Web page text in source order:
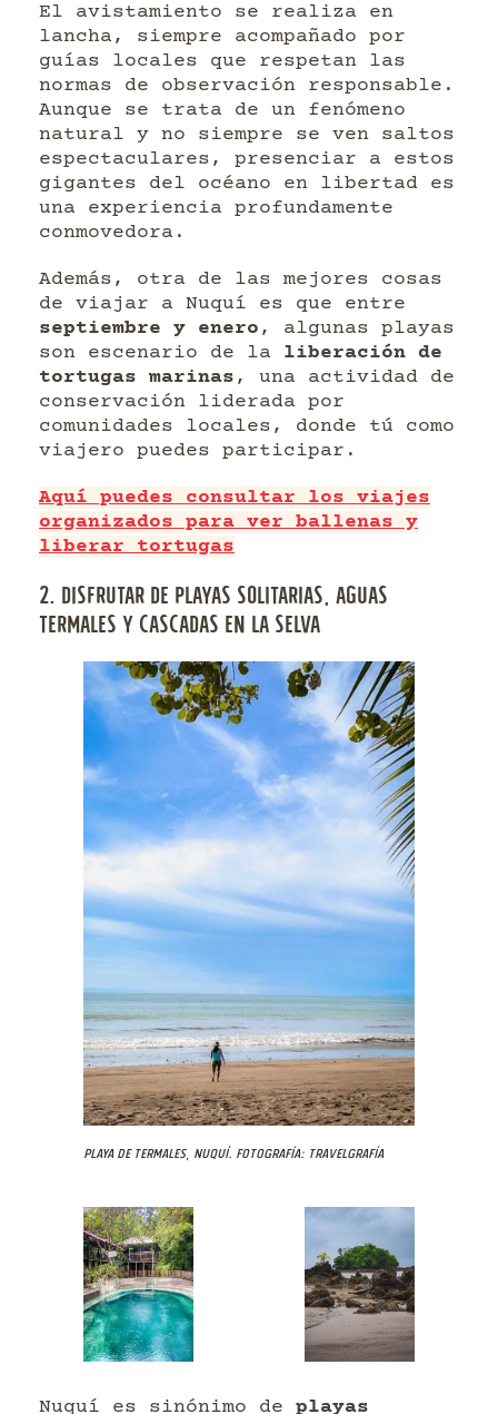
El avistamiento se realiza en
lancha, siempre acompañado por
guías locales que respetan las
normas de observación responsable.
Aunque se trata de un fenómeno
natural y no siempre se ven saltos
espectaculares, presenciar a estos
gigantes del océano en libertad es
una experiencia profundamente
conmovedora.
Además, otra de las mejores cosas
de viajar a Nuquí es que entre
septiembre y enero , algunas playas
son escenario de la liberación de
tortugas marinas , una actividad de
conservación liderada por
comunidades locales, donde tú como
viajero puedes participar.
Aquí puedes consultar los viajes
organizados para ver ballenas y
liberar tortugas
2. DISFRUTAR DE PLAYAS SOLITARIAS, AGUAS
TERMALES Y CASCADAS EN LA SELVA
Playa de Termales, Nuquí. Fotografía: Travelgrafía
Nuquí es sinónimo de playas